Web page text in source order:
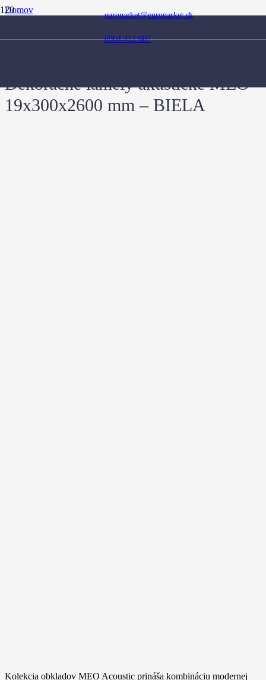
europarket@europarket.sk
0904 422 007
Domov
Dekoračné lamely
Dekoračné lamely akustické MEO
19x300x2600 mm – BIELA
Kolekcia obkladov MEO Acoustic prináša kombináciu modernej